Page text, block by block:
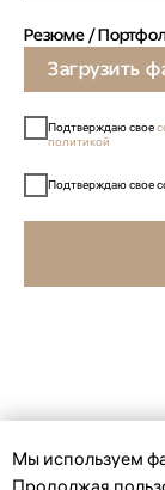
Резюме /
Загрузить
Подтверждаю свое
политикой
Подтверждаю свое
Мы используем